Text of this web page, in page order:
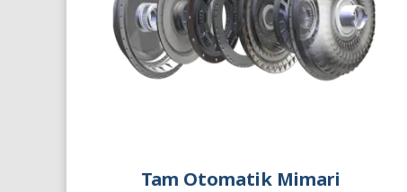
Tam Otomatik Mimari